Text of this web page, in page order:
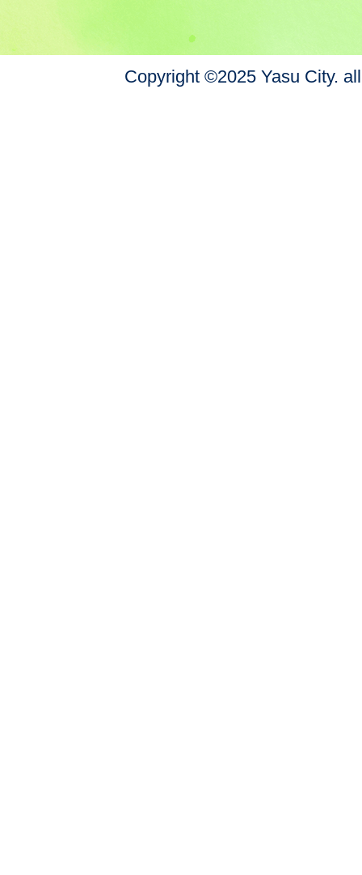
Copyright ©2025 Yasu City.